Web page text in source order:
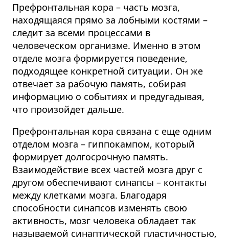
Префронтальная кора – часть мозга,
находящаяся прямо за лобными костями –
следит за всеми процессами в
человеческом организме. Именно в этом
отделе мозга формируется поведение,
подходящее конкретной ситуации. Он же
отвечает за рабочую память, собирая
информацию о событиях и предугадывая,
что произойдет дальше.
Префронтальная кора связана с еще одним
отделом мозга – гиппокампом, который
формирует долгосрочную память.
Взаимодействие всех частей мозга друг с
другом обеспечивают синапсы – контакты
между клетками мозга. Благодаря
способности синапсов изменять свою
активность, мозг человека обладает так
называемой синаптической пластичностью,